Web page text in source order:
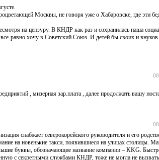
Москвы, не говоря уже о Хабаровске, где эти
на цензуру. В КНДР как раз и сохранилась наша
равно хочу в Советский Союз. И детей бы своих и внуков
, мизерная зар.плата , далее продолжать вашу
северокорейского руководителя и его
на новенькие такси, появившиеся на улицах столицы.
буквы, обозначающие название компании – KKG.
с секретными службами КНДР, тоже не могла не вызвать